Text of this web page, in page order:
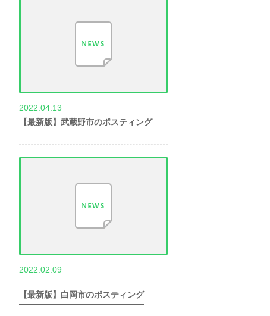
2022.04.13
【最新版】武蔵野市のポスティング
2022.02.09
【最新版】白岡市のポスティング